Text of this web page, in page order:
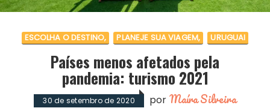
30 de setembro de 2020 por Maíra Silveira
ESCOLHA O DESTINO PLANEJE SUA VIAGEM URUGUAI
Países menos afetados pela
pandemia: turismo 2021